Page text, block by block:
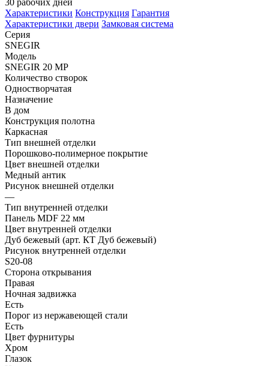
Характеристики Конструкция Гарантия
Характеристики двери Замковая система
Серия
SNEGIR
Модель
SNEGIR 20 MP
Количество створок
Одностворчатая
Назначение
В дом
Конструкция полотна
Каркасная
Тип внешней отделки
Порошково-полимерное покрытие
Цвет внешней отделки
Медный антик
Рисунок внешней отделки
—
Тип внутренней отделки
Панель MDF 22 мм
Цвет внутренней отделки
Дуб бежевый (арт. КТ Дуб бежевый)
Рисунок внутренней отделки
S20-08
Сторона открывания
Правая
Ночная задвижка
Есть
Порог из нержавеющей стали
Есть
Цвет фурнитуры
Хром
Глазок